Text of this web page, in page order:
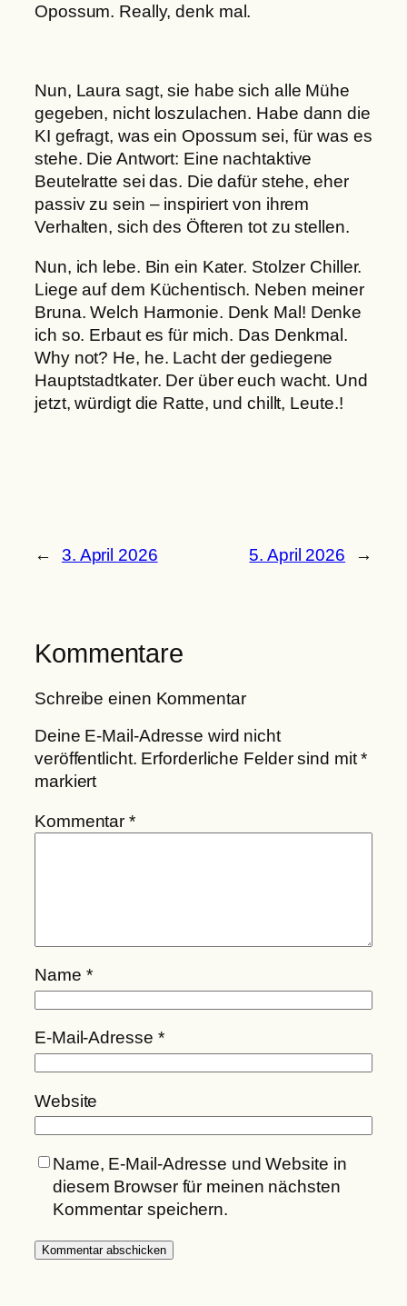
Opossum. Really, denk mal.
Nun, Laura sagt, sie habe sich alle Mühe
gegeben, nicht loszulachen. Habe dann die
KI gefragt, was ein Opossum sei, für was es
stehe. Die Antwort: Eine nachtaktive
Beutelratte sei das. Die dafür stehe, eher
passiv zu sein – inspiriert von ihrem
Verhalten, sich des Öfteren tot zu stellen.
Nun, ich lebe. Bin ein Kater. Stolzer Chiller.
Liege auf dem Küchentisch. Neben meiner
Bruna. Welch Harmonie. Denk Mal! Denke
ich so. Erbaut es für mich. Das Denkmal.
Why not? He, he. Lacht der gediegene
Hauptstadtkater. Der über euch wacht. Und
jetzt, würdigt die Ratte, und chillt, Leute.!
← 3. April 2026 5. April 2026 →
Kommentare
Schreibe einen Kommentar
Deine E-Mail-Adresse wird nicht
veröffentlicht. Erforderliche Felder sind mit*
markiert
Kommentar*
Name *
E-Mail-Adresse *
Website
Name, E-Mail-Adresse und Website in
diesem Browser für meinen nächsten
Kommentar speichern.